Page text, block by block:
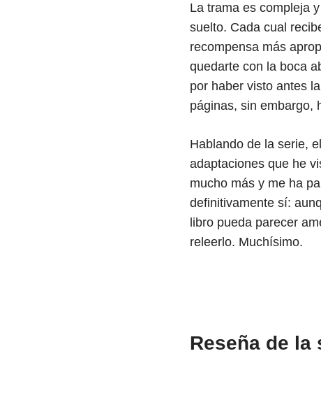
La trama es compleja
suelto. Cada cual
recompensa más
quedarte con la boca
por haber visto antes
páginas, sin embargo,
Hablando de la serie,
adaptaciones que he
mucho más y me ha
definitivamente sí:
libro pueda parecer
releerlo. Muchísimo.
Reseña de la